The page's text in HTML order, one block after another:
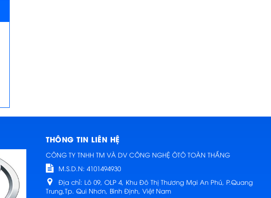
THÔNG TIN LIÊN HỆ
CÔNG TY TNHH TM VÀ DV CÔNG NGHỆ ÔTÔ TOÀN THẮNG
M.S.D.N: 4101494930
Địa chỉ: Lô 09, OLP 4, Khu Đô Thị Thương Mại An Phú, P.Quang
Trung,Tp. Qui Nhơn, Bình Định, Việt Nam